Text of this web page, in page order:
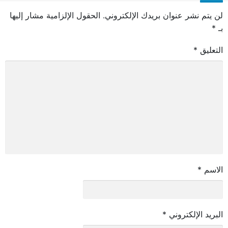
لن يتم نشر عنوان بريدك الإلكتروني. الحقول الإلزامية مشار إليها
بـ *
التعليق *
الاسم *
البريد الإلكتروني *